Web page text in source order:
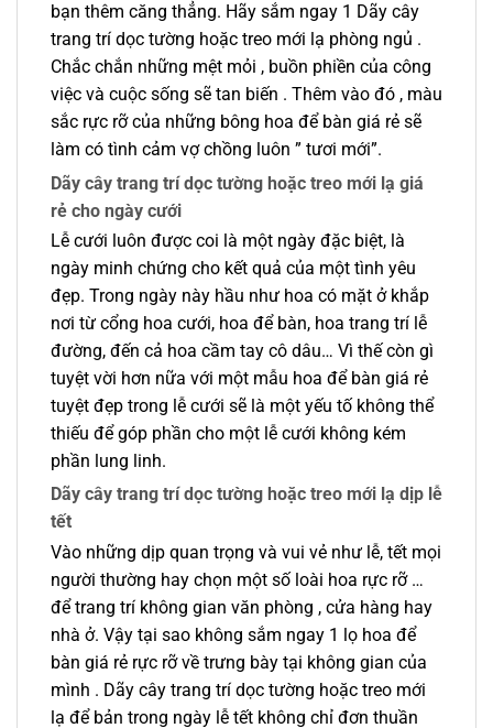
bạn thêm căng thẳng. Hãy sắm ngay 1 Dãy cây
trang trí dọc tường hoặc treo mới lạ phòng ngủ .
Chắc chắn những mệt mỏi , buồn phiền của công
việc và cuộc sống sẽ tan biến . Thêm vào đó , màu
sắc rực rỡ của những bông hoa để bàn giá rẻ sẽ
làm có tình cảm vợ chồng luôn ” tươi mới”.
Dãy cây trang trí dọc tường hoặc treo mới lạ giá
rẻ cho ngày cưới
Lễ cưới luôn được coi là một ngày đặc biệt, là
ngày minh chứng cho kết quả của một tình yêu
đẹp. Trong ngày này hầu như hoa có mặt ở khắp
nơi từ cổng hoa cưới, hoa để bàn, hoa trang trí lễ
đường, đến cả hoa cầm tay cô dâu… Vì thế còn gì
tuyệt vời hơn nữa với một mẫu hoa để bàn giá rẻ
tuyệt đẹp trong lễ cưới sẽ là một yếu tố không thể
thiếu để góp phần cho một lễ cưới không kém
phần lung linh.
Dãy cây trang trí dọc tường hoặc treo mới lạ dịp lễ
tết
Vào những dịp quan trọng và vui vẻ như lễ, tết mọi
người thường hay chọn một số loài hoa rực rỡ …
để trang trí không gian văn phòng , cửa hàng hay
nhà ở. Vậy tại sao không sắm ngay 1 lọ hoa để
bàn giá rẻ rực rỡ về trưng bày tại không gian của
mình . Dãy cây trang trí dọc tường hoặc treo mới
lạ để bản trong ngày lễ tết không chỉ đơn thuần